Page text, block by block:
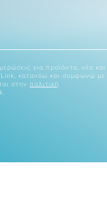
για προϊόντα, νέα και
κατανόω και συμφωνώ με
στην πολιτική